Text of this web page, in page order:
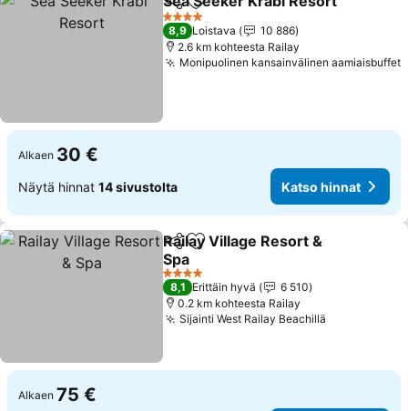
Jaa Lisää suosikkeihin
4 Tähtiluokitus
8,9 Loistava
10 886
2.6 km kohteesta Railay
Monipuolinen kansainvälinen aamiaisbuffet
Alkaen 30 €
Näytä hinnat 14 sivustolta Katso hinnat
Jaa Lisää suosikkeihin
Railay Village Resort &
Spa
4 Tähtiluokitus
8,1 Erittäin hyvä
6 510
0.2 km kohteesta Railay
Sijainti West Railay Beachillä
Alkaen 75 €